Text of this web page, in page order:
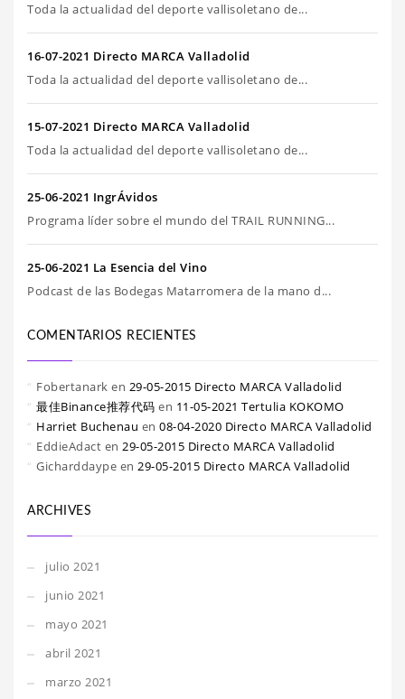
Toda la actualidad del deporte vallisoletano de...
16-07-2021 Directo MARCA Valladolid
Toda la actualidad del deporte vallisoletano de...
15-07-2021 Directo MARCA Valladolid
Toda la actualidad del deporte vallisoletano de...
25-06-2021 IngrÁvidos
Programa líder sobre el mundo del TRAIL RUNNING...
25-06-2021 La Esencia del Vino
Podcast de las Bodegas Matarromera de la mano d...
COMENTARIOS RECIENTES
Fobertanark en 29-05-2015 Directo MARCA Valladolid
最佳Binance推荐代码 en 11-05-2021 Tertulia KOKOMO
Harriet Buchenau en 08-04-2020 Directo MARCA Valladolid
EddieAdact en 29-05-2015 Directo MARCA Valladolid
Gicharddaype en 29-05-2015 Directo MARCA Valladolid
ARCHIVES
julio 2021
junio 2021
mayo 2021
abril 2021
marzo 2021